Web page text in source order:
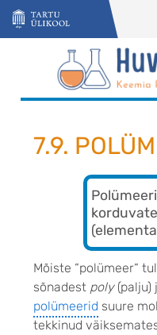
Liigu edasi põhisisu juurde
7.9.
Mõiste “polümeer“
sõnadest poly(palju)
polümeerid suure
tekkinud